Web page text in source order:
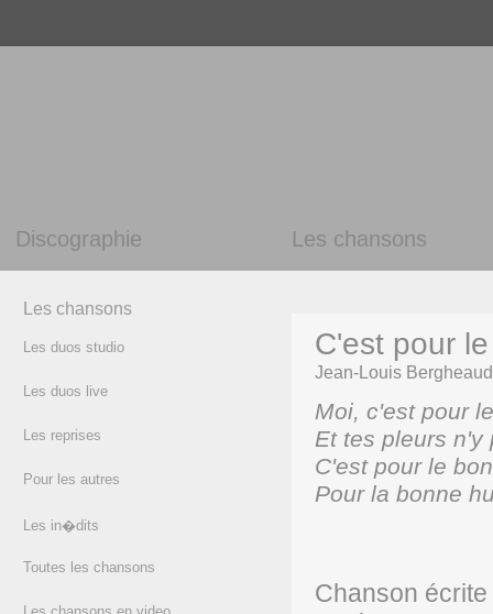
Discographie Les chansons
Les chansons
Les duos studio
Les duos live
Les reprises
Pour les autres
Les in�dits
Toutes les chansons
C'est pour
Jean-Louis Bergheaud
Moi, c'est pour
Et tes pleurs n'y
C'est pour le
Pour la bonne
Chanson